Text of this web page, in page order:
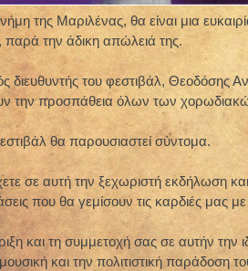
της Μαριλένας, θα είναι μια
παρά την άδικη απώλειά της.
διευθυντής του φεστιβάλ, Θεοδόσης
την προσπάθεια όλων των
θα παρουσιαστεί σύντομα.
σε αυτή την ξεχωριστή εκδήλωση
που θα γεμίσουν τις καρδιές μας
και τη συμμετοχή σας σε αυτήν την
και την πολιτιστική παράδοση